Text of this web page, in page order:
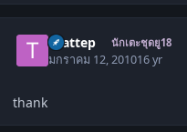
thattep นักเตะชุดยู18
มกราคม 12, 201016 yr
thank